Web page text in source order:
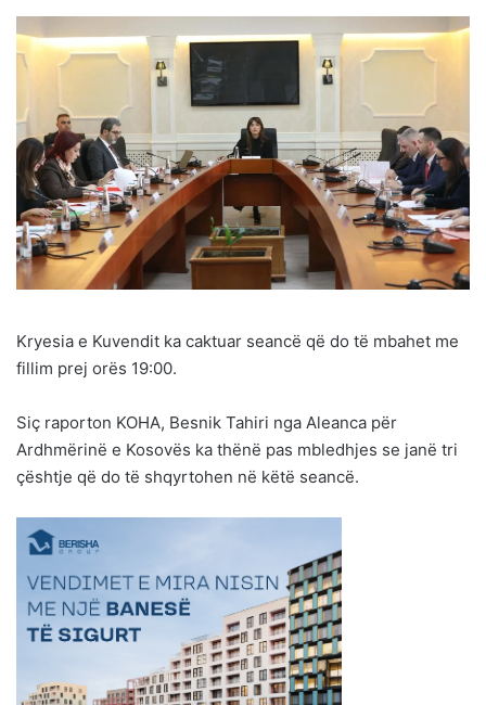
Kryesia e Kuvendit ka caktuar seancë që do të mbahet me
fillim prej orës 19:00.
Siç raporton KOHA, Besnik Tahiri nga Aleanca për
Ardhmërinë e Kosovës ka thënë pas mbledhjes se janë tri
çështje që do të shqyrtohen në këtë seancë.